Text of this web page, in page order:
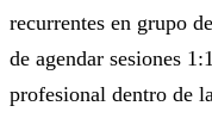
recurrentes en grupo
de agendar sesiones
profesional dentro de